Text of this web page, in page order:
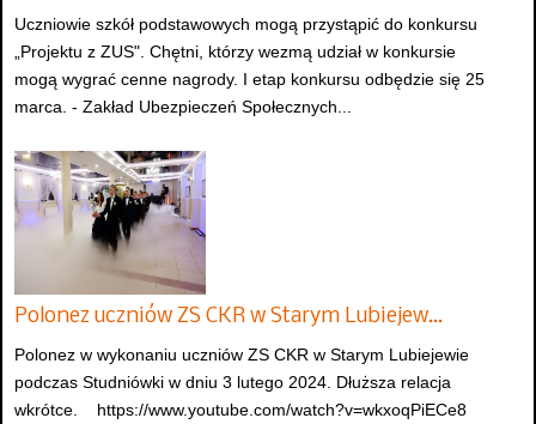
Uczniowie szkół podstawowych mogą przystąpić do konkursu
„Projektu z ZUS". Chętni, którzy wezmą udział w konkursie
mogą wygrać cenne nagrody. I etap konkursu odbędzie się 25
marca. - Zakład Ubezpieczeń Społecznych...
Polonez uczniów ZS CKR w Starym Lubiejew…
Polonez w wykonaniu uczniów ZS CKR w Starym Lubiejewie
podczas Studniówki w dniu 3 lutego 2024. Dłuższa relacja
wkrótce. https://www.youtube.com/watch?v=wkxoqPiECe8